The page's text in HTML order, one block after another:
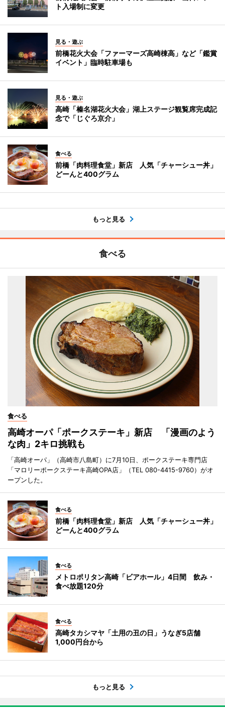
ト入場制に変更
見る・遊ぶ
前橋花火大会「ファーマーズ高崎棟高」など「鑑賞
イベント」臨時駐車場も
見る・遊ぶ
高崎「榛名湖花火大会」湖上ステージ観覧席完成記
念で「じぐろ京介」
食べる
前橋「肉料理食堂」新店 人気「チャーシュー丼」
どーんと400グラム
もっと見る
食べる
食べる
高崎オーパ「ポークステーキ」新店 「漫画のよう
な肉」2キロ挑戦も
「高崎オーパ」（高崎市八島町）に7月10日、ポークステーキ専門店
「マロリーポークステーキ高崎OPA店」（TEL 080-4415-9760）がオ
ープンした。
食べる
前橋「肉料理食堂」新店 人気「チャーシュー丼」
どーんと400グラム
食べる
メトロポリタン高崎「ビアホール」4日間 飲み・
食べ放題120分
食べる
高崎タカシマヤ「土用の丑の日」うなぎ5店舗
1,000円台から
もっと見る